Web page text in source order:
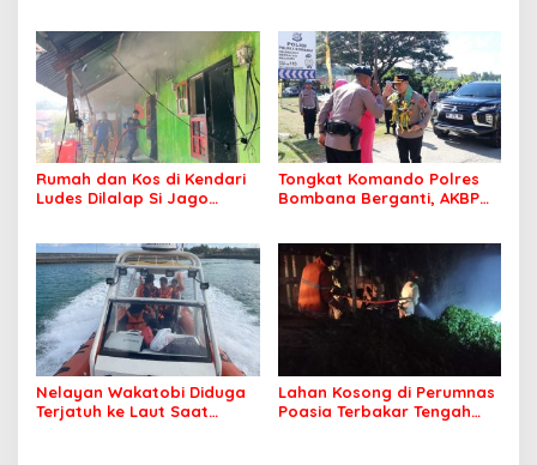
Nyaman Beribadah
Rumah dan Kos di Kendari
Ludes Dilalap Si Jago
Tongkat Komando Polres
Bombana Berganti, AKBP
Nelayan Wakatobi Diduga
Terjatuh ke Laut Saat
Lahan Kosong di Perumnas
Poasia Terbakar Tengah